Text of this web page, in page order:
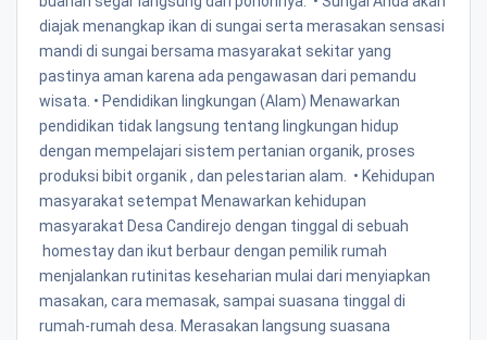
diajak menangkap ikan di sungai serta merasakan sensasi
mandi di sungai bersama masyarakat sekitar yang
pastinya aman karena ada pengawasan dari pemandu
wisata. • Pendidikan lingkungan (Alam) Menawarkan
pendidikan tidak langsung tentang lingkungan hidup
dengan mempelajari sistem pertanian organik, proses
produksi bibit organik , dan pelestarian alam. • Kehidupan
masyarakat setempat Menawarkan kehidupan
masyarakat Desa Candirejo dengan tinggal di sebuah
homestay dan ikut berbaur dengan pemilik rumah
menjalankan rutinitas keseharian mulai dari menyiapkan
masakan, cara memasak, sampai suasana tinggal di
rumah-rumah desa. Merasakan langsung suasana